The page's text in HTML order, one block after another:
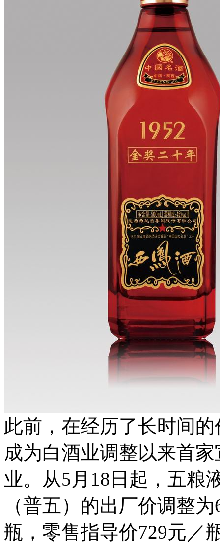
此前，在经历了长时间
成为白酒业调整以来首
业。从5月18日起，五粮
（普五）的出厂价调整
瓶，零售指导价729元／